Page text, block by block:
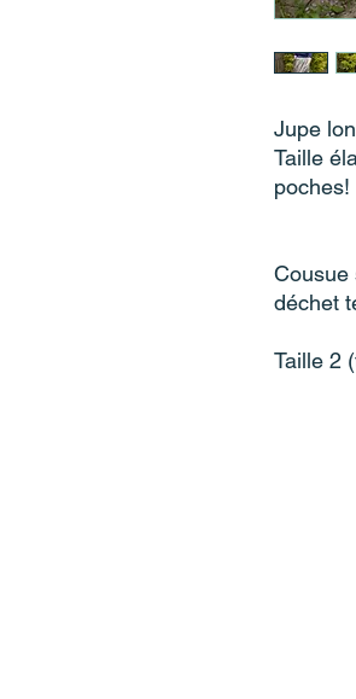
Jupe
Taille
poches!
Cousue
déchet
Taille 2